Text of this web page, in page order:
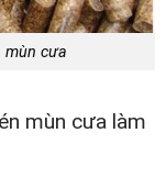
mùn cưa
mùn cưa làm